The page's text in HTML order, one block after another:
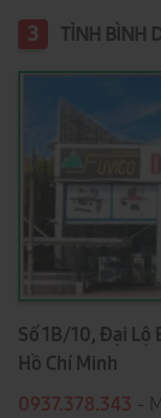
3 TỈNH BÌNH
Số 1B/10, Đại Lộ
Hồ Chí Minh
0937.378.343 -